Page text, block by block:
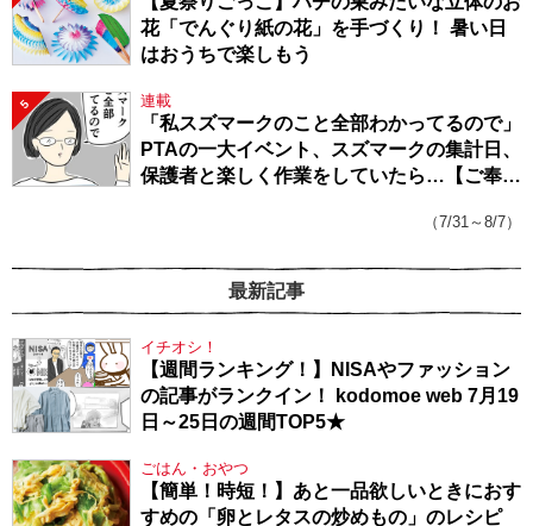
花「でんぐり紙の花」を手づくり！ 暑い日
はおうちで楽しもう
5 連載
「私スズマークのこと全部わかってるので」
PTAの一大イベント、スズマークの集計日、
保護者と楽しく作業をしていたら…【ご奉仕
（7/31～8/7）
最新記事
イチオシ！
【週間ランキング！】NISAやファッション
の記事がランクイン！ kodomoe web 7月19
日～25日の週間TOP5★
ごはん・おやつ
【簡単！時短！】あと一品欲しいときにおす
すめの「卵とレタスの炒めもの」のレシピ